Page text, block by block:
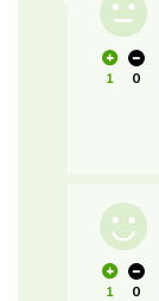
1 0
1 0